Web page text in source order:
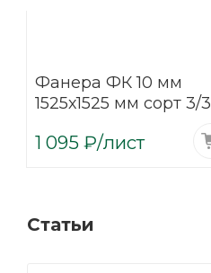
Фанера ФК 10 мм
1525х1525 мм сорт 3/3
березовая
1 095 ₽/лист
Статьи